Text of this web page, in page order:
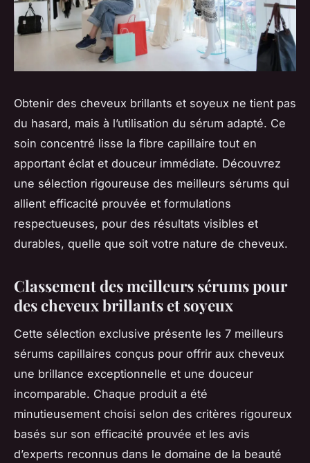
Obtenir des cheveux brillants et soyeux ne tient pas
du hasard, mais à l’utilisation du sérum adapté. Ce
soin concentré lisse la fibre capillaire tout en
apportant éclat et douceur immédiate. Découvrez
une sélection rigoureuse des meilleurs sérums qui
allient efficacité prouvée et formulations
respectueuses, pour des résultats visibles et
durables, quelle que soit votre nature de cheveux.
Classement des meilleurs sérums pour
des cheveux brillants et soyeux
Cette sélection exclusive présente les 7 meilleurs
sérums capillaires conçus pour offrir aux cheveux
une brillance exceptionnelle et une douceur
incomparable. Chaque produit a été
minutieusement choisi selon des critères rigoureux
basés sur son efficacité prouvée et les avis
d’experts reconnus dans le domaine de la beauté